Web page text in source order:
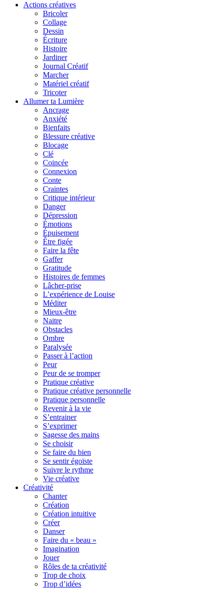
Actions créatives
Bricoler
Collage
Dessin
Écriture
Histoire
Jardiner
Journal Créatif
Marcher
Matériel créatif
Tricoter
Allumer ta Lumière
Ancrage
Anxiété
Bienfaits
Blessure créative
Blocage
Clé
Coincée
Connexion
Conte
Craintes
Critique intérieur
Danger
Dépression
Émotions
Épuisement
Être figée
Faire la fête
Gaffer
Gratitude
Histoires de femmes
Lâcher-prise
L’expérience de Louise
Méditer
Mieux-être
Naitre
Obstacles
Ombre
Paralysée
Passer à l’action
Peur
Peur de se tromper
Pratique créative
Pratique créative personnelle
Pratique personnelle
Revenir à la vie
S’entrainer
S’exprimer
Sagesse des mains
Se choisir
Se faire du bien
Se sentir égoïste
Suivre le rythme
Vie créative
Créativité
Chanter
Création
Création intuitive
Créer
Danser
Faire du « beau »
Imagination
Jouer
Rôles de ta créativité
Trop de choix
Trop d’idées